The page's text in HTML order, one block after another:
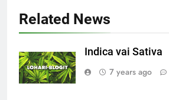
Related News
Indica vai Sativa
7 years ago